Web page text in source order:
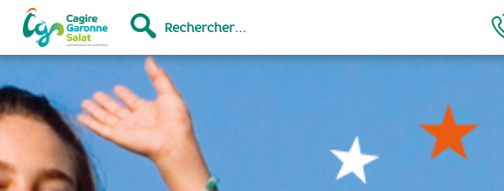
Rechercher...